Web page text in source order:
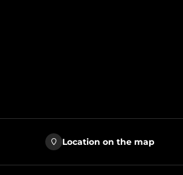
Location on the map